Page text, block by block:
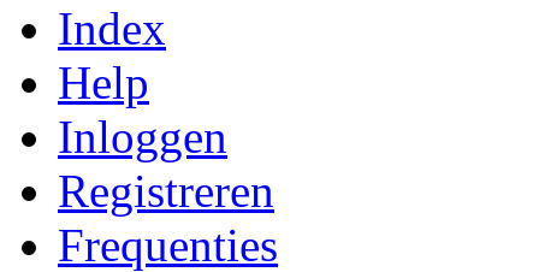
Index
Help
Inloggen
Registreren
Frequenties